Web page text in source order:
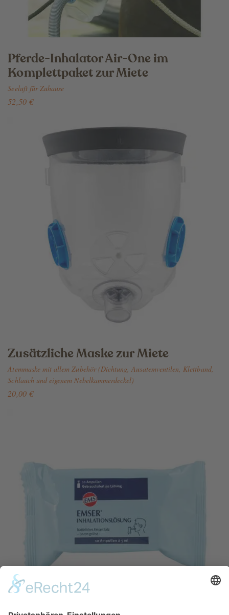
Pferde-Inhalator Air-One im
Komplettpaket zur Miete
Seeluft für Zuhause
52,50 €
Zusätzliche Maske zur Miete
Atemmaske mit allem Zubehör (Dichtung, Ausatemventilen, Klettband,
Schlauch und eigenem Nebelkammerdeckel)
20,00 €